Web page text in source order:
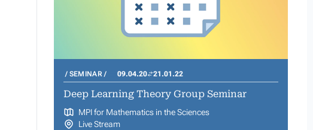
SEMINAR 09.04.20 21.01.22
Deep Learning Theory Group Seminar
MPI for Mathematics in the Sciences
Live Stream